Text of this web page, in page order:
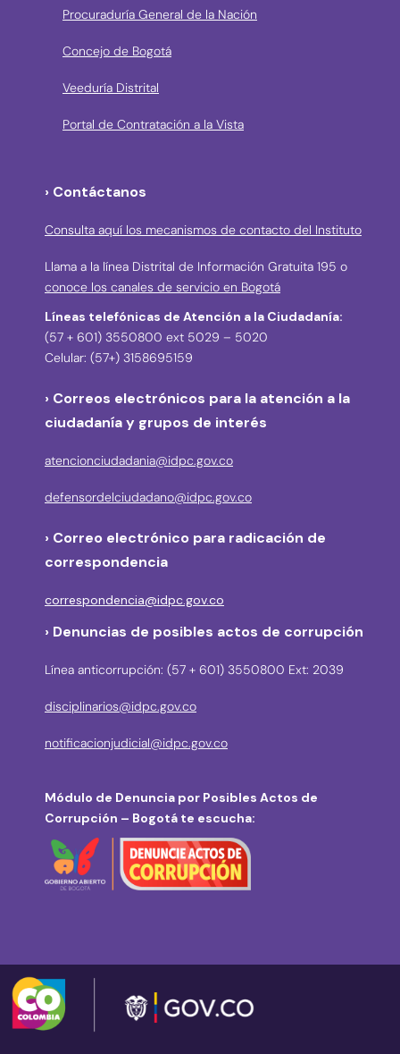
Procuraduría General de la Nación
Concejo de Bogotá
Veeduría Distrital
Portal de Contratación a la Vista
› Contáctanos
Consulta aquí los mecanismos de contacto del Instituto
Llama a la línea Distrital de Información Gratuita 195 o
conoce los canales de servicio en Bogotá
Líneas telefónicas de Atención a la Ciudadanía:
(57 + 601) 3550800 ext 5029 – 5020
Celular: (57+) 3158695159
› Correos electrónicos para la atención a la
ciudadanía y grupos de interés
atencionciudadania@idpc.gov.co
defensordelciudadano@idpc.gov.co
› Correo electrónico para radicación de
correspondencia
correspondencia@idpc.gov.co
› Denuncias de posibles actos de corrupción
Línea anticorrupción: (57 + 601) 3550800 Ext: 2039
disciplinarios@idpc.gov.co
notificacionjudicial@idpc.gov.co
Módulo de Denuncia por Posibles Actos de
Corrupción – Bogotá te escucha: